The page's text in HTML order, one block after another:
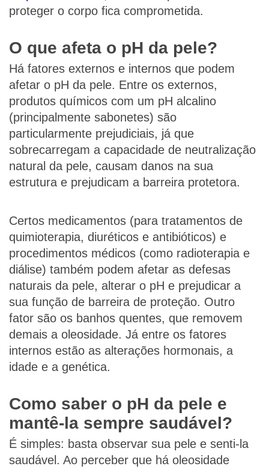
proteger o corpo fica comprometida.
O que afeta o pH da pele?
Há fatores externos e internos que podem
afetar o pH da pele. Entre os externos,
produtos químicos com um pH alcalino
(principalmente sabonetes) são
particularmente prejudiciais, já que
sobrecarregam a capacidade de neutralização
natural da pele, causam danos na sua
estrutura e prejudicam a barreira protetora.
Certos medicamentos (para tratamentos de
quimioterapia, diuréticos e antibióticos) e
procedimentos médicos (como radioterapia e
diálise) também podem afetar as defesas
naturais da pele, alterar o pH e prejudicar a
sua função de barreira de proteção. Outro
fator são os banhos quentes, que removem
demais a oleosidade. Já entre os fatores
internos estão as alterações hormonais, a
idade e a genética.
Como saber o pH da pele e
mantê-la sempre saudável?
É simples: basta observar sua pele e senti-la
saudável. Ao perceber que há oleosidade